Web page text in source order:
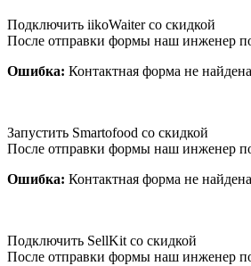
Подключить iikoWaiter со скидкой
После отправки формы наш инженер
Ошибка: Контактная форма не
Запустить Smartofood со скидкой
После отправки формы наш инженер
Ошибка: Контактная форма не
Подключить SellKit со скидкой
После отправки формы наш инженер